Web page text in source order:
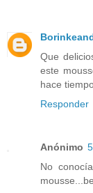
Que
este
hace
Responder
Anónimo
No